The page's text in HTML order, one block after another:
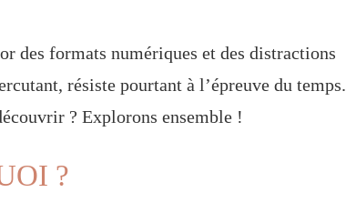
des formats numériques et des distractions
résiste pourtant à l’épreuve du temps.
? Explorons ensemble !
?